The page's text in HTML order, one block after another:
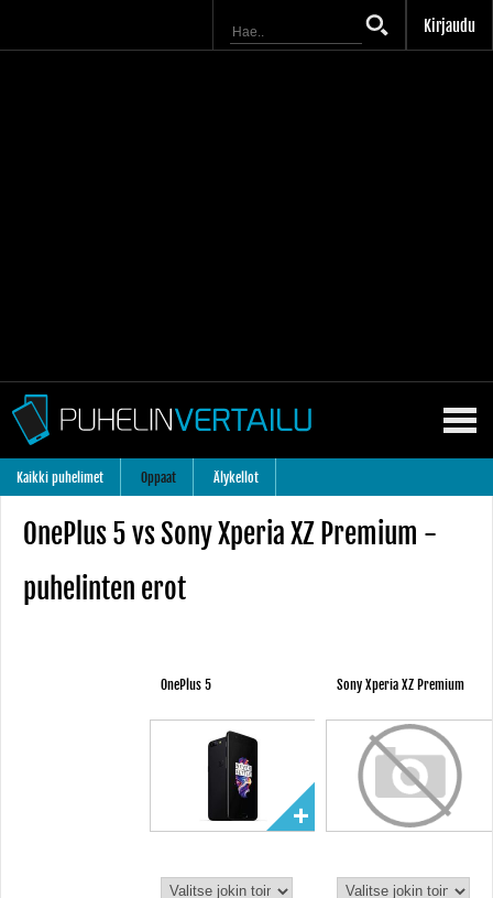
Kirjaudu
Kaikki puhelimet Oppaat Älykellot
OnePlus 5 vs Sony Xperia XZ Premium -
puhelinten erot
OnePlus 5 Sony Xperia XZ Premium